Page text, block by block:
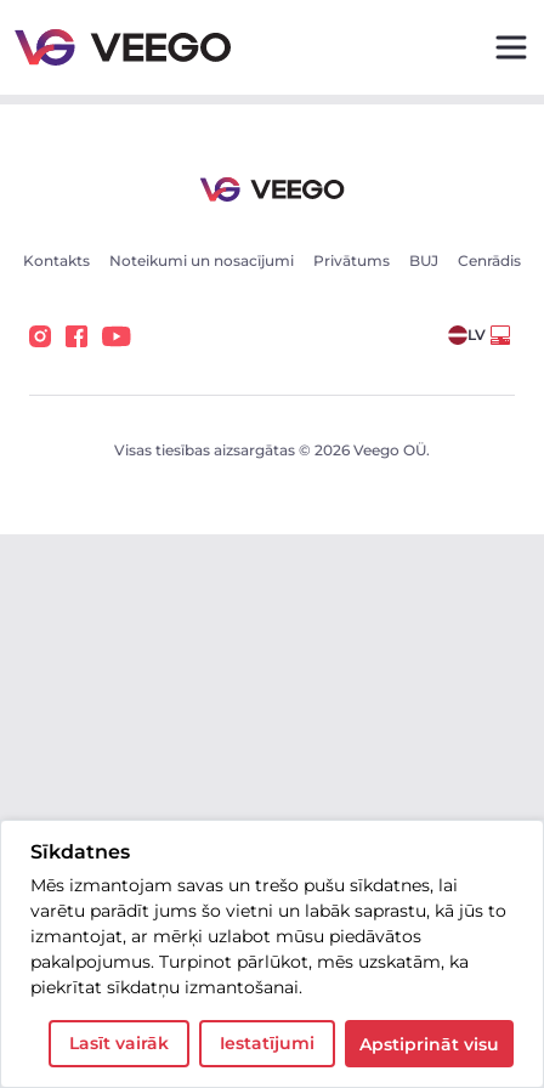
Sīkdatnes
Mēs izmantojam savas un trešo pušu sīkdatnes, lai
varētu parādīt jums šo vietni un labāk saprastu, kā jūs to
izmantojat, ar mērķi uzlabot mūsu piedāvātos
pakalpojumus. Turpinot pārlūkot, mēs uzskatām, ka
piekrītat sīkdatņu izmantošanai.
Lasīt vairāk Iestatījumi Apstiprināt visu
Kontakts Noteikumi un nosacījumi Privātums BUJ Cenrādis
LV
Visas tiesības aizsargātas © 2026 Veego OÜ.